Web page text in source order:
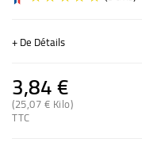
+ De Détails
3,84 €
(25,07 € Kilo)
TTC